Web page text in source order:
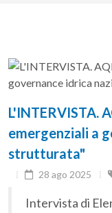
L'INTERVISTA.
emergenziali a
strutturata"
28 ago 2025
Intervista di